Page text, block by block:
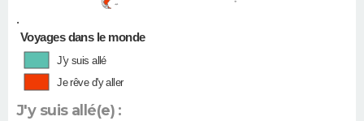
•
Voyages dans le monde
J'y suis allé
Je rêve d'y aller
J'y suis allé(e) :